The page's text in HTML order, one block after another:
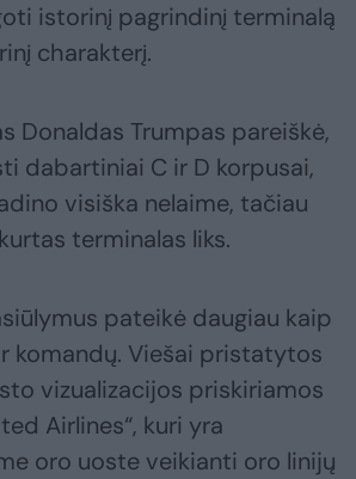
istorinį pagrindinį terminalą
charakterį.
Donaldas Trumpas pareiškė,
dabartiniai C ir D korpusai,
visiška nelaime, tačiau
terminalas liks.
pateikė daugiau kaip
komandų. Viešai pristatytos
vizualizacijos priskiriamos
Airlines“, kuri yra
oro uoste veikianti oro linijų